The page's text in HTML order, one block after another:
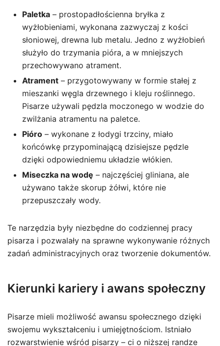
Paletka – prostopadłościenna bryłka z
wyżłobieniami, wykonana zazwyczaj z kości
słoniowej, drewna lub metalu. Jedno z wyżłobień
służyło do trzymania pióra, a w mniejszych
przechowywano atrament.
Atrament – przygotowywany w formie stałej z
mieszanki węgla drzewnego i kleju roślinnego.
Pisarze używali pędzla moczonego w wodzie do
zwilżania atramentu na paletce.
Pióro – wykonane z łodygi trzciny, miało
końcówkę przypominającą dzisiejsze pędzle
dzięki odpowiedniemu układzie włókien.
Miseczka na wodę – najczęściej gliniana, ale
używano także skorup żółwi, które nie
przepuszczały wody.
Te narzędzia były niezbędne do codziennej pracy
pisarza i pozwalały na sprawne wykonywanie różnych
zadań administracyjnych oraz tworzenie dokumentów.
Kierunki kariery i awans społeczny
Pisarze mieli możliwość awansu społecznego dzięki
swojemu wykształceniu i umiejętnościom. Istniało
rozwarstwienie wśród pisarzy – ci o niższej randze